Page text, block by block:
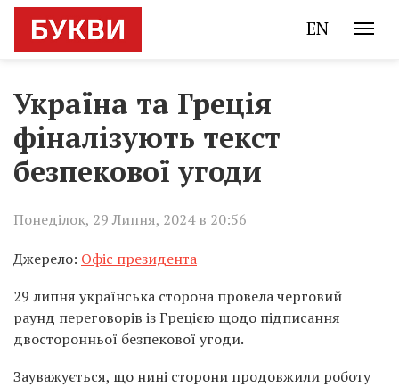
EN
Україна та Греція
фіналізують текст
безпекової угоди
Понеділок, 29 Липня, 2024 в 20:56
Джерело: Офіс президента
29 липня українська сторона провела черговий
раунд переговорів із Грецією щодо підписання
двосторонньої безпекової угоди.
Зауважується, що нині сторони продовжили роботу